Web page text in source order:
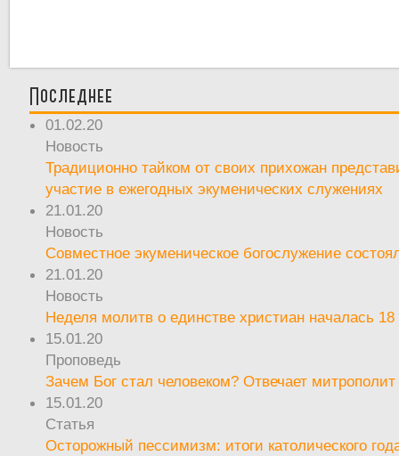
Последнее
01.02.20
Новость
Традиционно тайком от своих прихожан
участие в ежегодных экуменических служениях
21.01.20
Новость
Совместное экуменическое богослужение
21.01.20
Новость
Неделя молитв о единстве христиан началась 18
15.01.20
Проповедь
Зачем Бог стал человеком? Отвечает
15.01.20
Статья
Осторожный пессимизм: итоги католического